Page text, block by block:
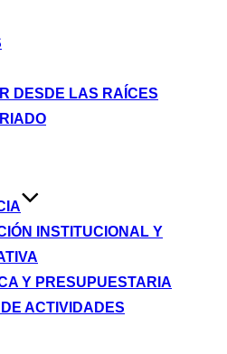
DESDE LAS RAÍCES
INSTITUCIONAL Y
Y PRESUPUESTARIA
DE ACTIVIDADES